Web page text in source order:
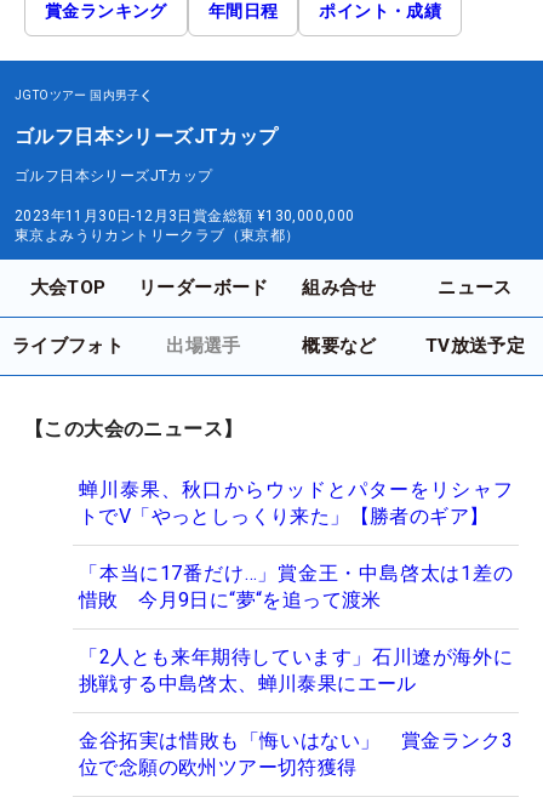
賞金ランキング 年間日程 ポイント・成績
JGTOツアー 国内男子
ゴルフ日本シリーズJTカップ
ゴルフ日本シリーズJTカップ
2023年11月30日-12月3日 賞金総額 ¥130,000,000
東京よみうりカントリークラブ（東京都）
大会TOP リーダーボード 組み合せ ニュース
ライブフォト 出場選手 概要など TV放送予定
【この大会のニュース】
蝉川泰果、秋口からウッドとパターをリシャフ
トでV「やっとしっくり来た」【勝者のギア】
「本当に17番だけ…」賞金王・中島啓太は1差の
惜敗 今月9日に“夢“を追って渡米
「2人とも来年期待しています」石川遼が海外に
挑戦する中島啓太、蝉川泰果にエール
金谷拓実は惜敗も「悔いはない」 賞金ランク3
位で念願の欧州ツアー切符獲得